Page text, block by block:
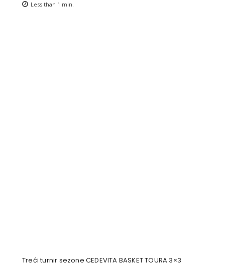
Less than 1 min.
Treći turnir sezone CEDEVITA BASKET TOURA 3×3